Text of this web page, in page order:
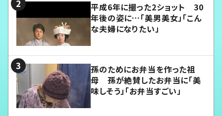
平成6年に撮った2ショット 30
年後の姿に…「美男美女」「こん
な夫婦になりたい」
孫のためにお弁当を作った祖
母 孫が絶賛したお弁当に「美
味しそう」「お弁当すごい」